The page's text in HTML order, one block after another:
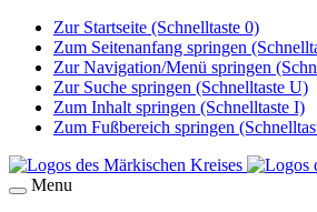
Zur Startseite (Schnelltaste 0)
Zum Seitenanfang springen
Zur Navigation/Menü springen
Zur Suche springen (Schnelltaste U)
Zum Inhalt springen (Schnelltaste I)
Zum Fußbereich springen
Menu